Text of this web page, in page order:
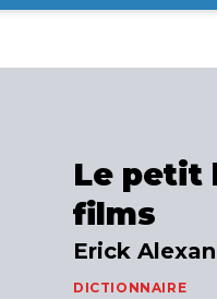
Le petit
films
Erick
DICTIONNAIRE